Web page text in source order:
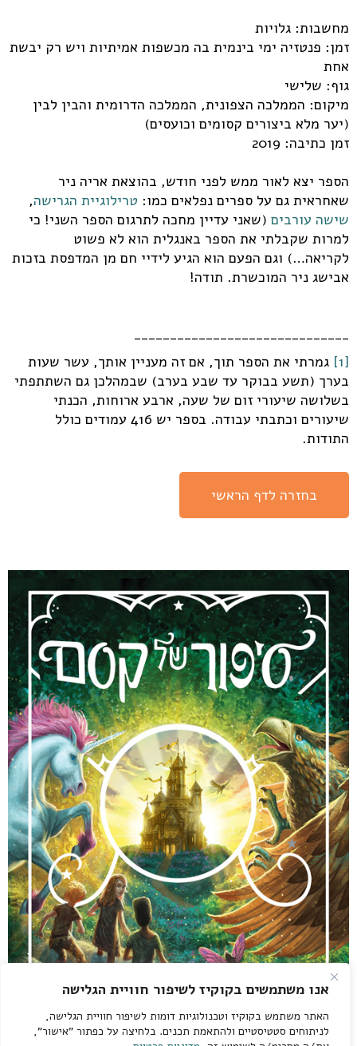
אנו משתמשים בקוקיז לשיפור חוויית הגלישה
האתר משתמש בקוקיז וטכנולוגיות דומות לשיפור חוויית הגלישה,
לניתוחים סטטיסטיים ולהתאמת תכנים. בלחיצה על כפתור "אישור",
מחשבות: גלויות
זמן: פנטזיה ימי בינמית בה מכשפות אמיתיות ויש רק יבשת
אחת
גוף: שלישי
מיקום: הממלכה הצפונית, הממלכה הדרומית והבין לבין
(יער מלא ביצורים קסומים וכועסים)
זמן כתיבה: 2019
הספר יצא לאור ממש לפני חודש, בהוצאת אריה ניר
שאחראית גם על ספרים נפלאים כמו: טרילוגיית הגרישה,
שישה עורבים (שאני עדיין מחכה לתרגום הספר השני! כי
למרות שקבלתי את הספר באנגלית הוא לא פשוט
לקריאה…) וגם הפעם הוא הגיע לידיי חם מן המדפסת בזכות
אבישג ניר המוכשרת. תודה!
______________________________
[1]
גמרתי את הספר תוך, אם זה מעניין אותך, עשר שעות
בערך (תשע בבוקר עד שבע בערב) שבמהלכן גם השתתפתי
בשלושה שיעורי זום של שעה, ארבע ארוחות, הכנתי
שיעורים וכתבתי עבודה. בספר יש 416 עמודים כולל
התודות.
בחזרה לדף הראשי